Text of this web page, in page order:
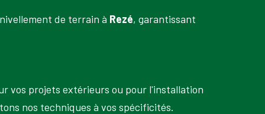
de terrain à Rezé, garantissant
vos projets extérieurs ou pour l'installation
nos techniques à vos spécificités.